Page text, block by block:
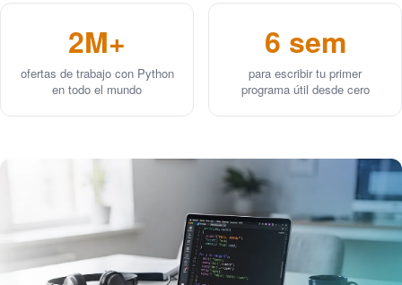
2M+
ofertas de trabajo con Python
en todo el mundo
6 sem
para escribir tu primer
programa útil desde cero